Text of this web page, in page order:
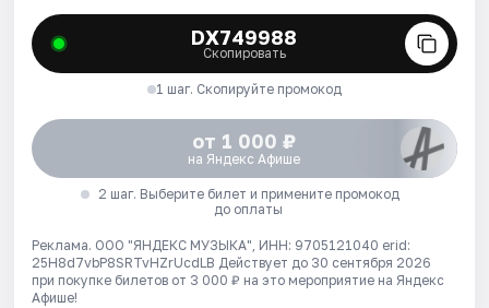
DX749988
Скопировать
1 шаг. Скопируйте промокод
от 1 000 ₽
на Яндекс Афише
2 шаг. Выберите билет и примените промокод
до оплаты
Реклама. ООО "ЯНДЕКС МУЗЫКА", ИНН: 9705121040 erid:
25H8d7vbP8SRTvHZrUcdLB Действует до 30 сентября 2026
при покупке билетов от 3 000 ₽ на это мероприятие на Яндекс
Афише!